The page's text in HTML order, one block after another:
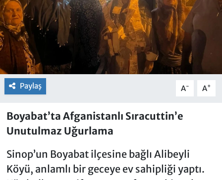
Paylaş A- A+
Boyabat’ta Afganistanlı Sıracuttin’e
Unutulmaz Uğurlama
Sinop’un Boyabat ilçesine bağlı Alibeyli
Köyü, anlamlı bir geceye ev sahipliği yaptı.